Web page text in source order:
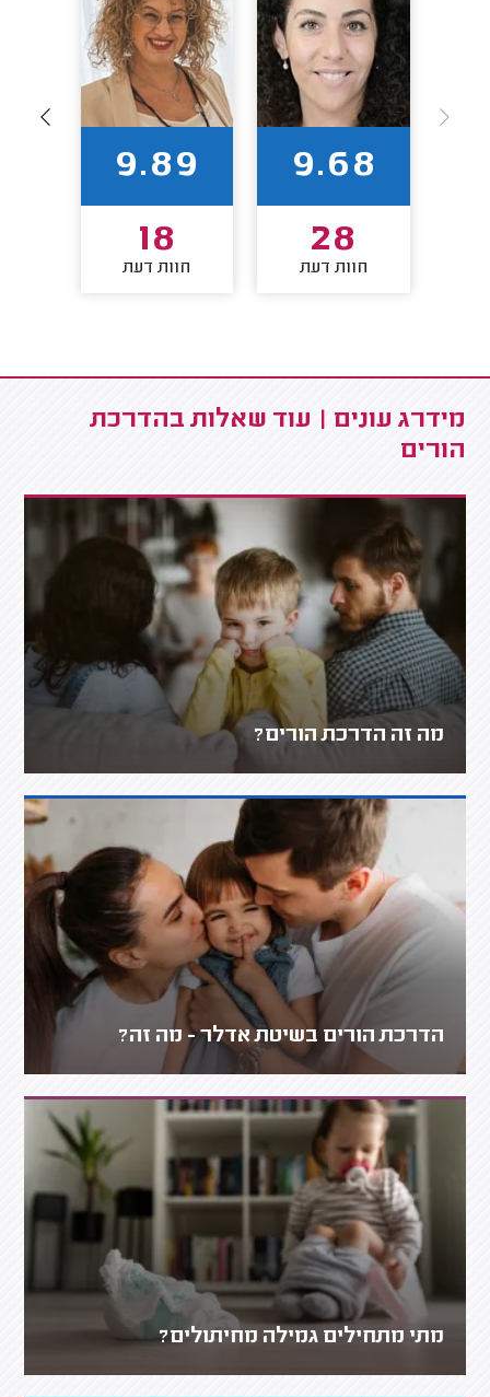
9.68
28
חוות דעת
9.89
18
חוות דעת
מידרג עונים | עוד שאלות בהדרכת
הורים
מה זה הדרכת הורים?
הדרכת הורים בשיטת אדלר - מה זה?
מתי מתחילים גמילה מחיתולים?